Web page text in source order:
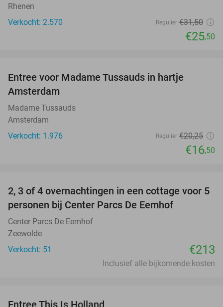
Rhenen
Verkocht: 2.570
Regulier €31,50
€25,50
Entree voor Madame Tussauds in hartje
Amsterdam
Madame Tussauds
Amsterdam
Verkocht: 1.976
Regulier €20,25
€16,50
2, 3 of 4 overnachtingen in een cottage voor 5
personen bij Center Parcs De Eemhof
Center Parcs De Eemhof
Zeewolde
Verkocht: 51
€213
Inclusief alle bijkomende kosten
Entree This Is Holland